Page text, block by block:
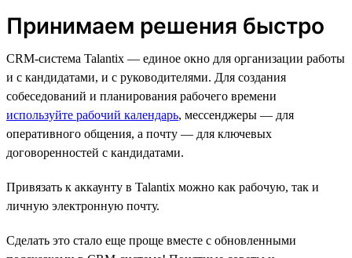
Принимаем решения быстро
CRM-система Talantix — единое окно для организации работы
и с кандидатами, и с руководителями. Для создания
собеседований и планирования рабочего времени
используйте рабочий календарь, мессенджеры — для
оперативного общения, а почту — для ключевых
договоренностей с кандидатами.
Привязать к аккаунту в Talantix можно как рабочую, так и
личную электронную почту.
Сделать это стало еще проще вместе с обновленными